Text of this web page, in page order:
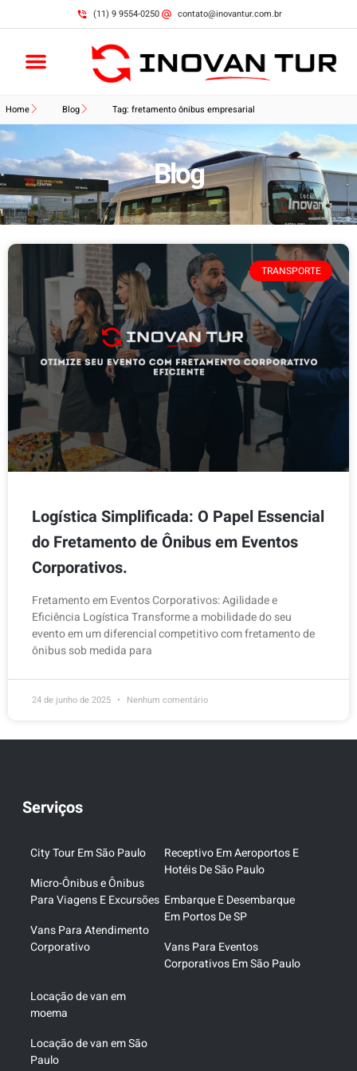
(11) 9 9554-0250 contato@inovantur.com.br
Home Blog Tag: fretamento ônibus empresarial
Blog
TRANSPORTE
Logística Simplificada: O Papel Essencial
do Fretamento de Ônibus em Eventos
Corporativos.
Fretamento em Eventos Corporativos: Agilidade e
Eficiência Logística Transforme a mobilidade do seu
evento em um diferencial competitivo com fretamento de
ônibus sob medida para
24 de junho de 2025 Nenhum comentário
Serviços
City Tour Em São Paulo
Micro-Ônibus e Ônibus
Para Viagens E Excursões
Vans Para Atendimento
Corporativo
Receptivo Em Aeroportos E
Hotéis De São Paulo
Embarque E Desembarque
Em Portos De SP
Vans Para Eventos
Corporativos Em São Paulo
Locação de van em
moema
Locação de van em São
Paulo